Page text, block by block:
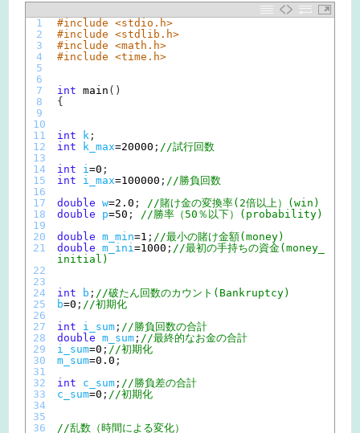
1
2
3
4
5
6
7
8
9
10
11
12
13
14
15
16
17
18
19
20
21
22
23
24
25
26
27
28
29
30
31
32
33
34
35
36
#include <stdio.h>
#include <stdlib.h>
#include <math.h>
#include <time.h>
int main ( )
{
int k ;
int
k_max=20000 ; //試行回数
int
i=0 ;
int
i_max=100000 ; //勝負回数
double w=2.0 ;
//賭け金の変換率(2倍以上）(win)
double
p=50 ;
//勝率（50％以下）(probability)
double m_min=1 ; //最小の賭け金額(money)
double m_ini=1000 ; //最初の手持ちの資金(money_
initial)
int b ; //破たん回数のカウント(Bankruptcy)
b=0 ; //初期化
int
i_sum ; //勝負回数の合計
double m_sum ; //最終的なお金の合計
i_sum=0 ; //初期化
m_sum=0.0 ;
int
c_sum ; //勝負差の合計
c_sum=0 ; //初期化
//乱数（時間による変化）